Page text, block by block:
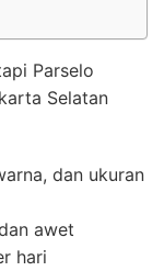
Parselo
Selatan
dan ukuran
awet
hari